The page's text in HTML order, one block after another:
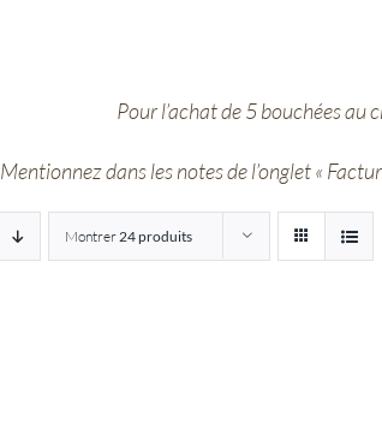
Pour l’achat de 5 bouchées au
Mentionnez dans les notes de l’onglet «
Montrer24 produits